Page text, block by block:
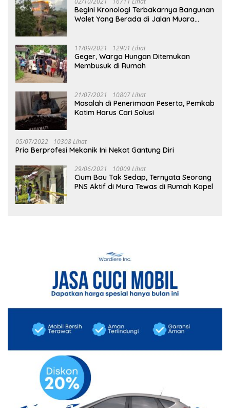
Begini Kronologi Terbakarnya Bangunan
Walet Yang Berada di Jalan Muara
11/09/2021 12901 Lihat
Geger, Warga Hungan Ditemukan
Membusuk di Rumah
21/07/2021 10807 Lihat
Masalah di Penerimaan Peserta, Pemkab
Kotim Harus Cari Solusi
05/07/2022 10308 Lihat
Pria Berprofesi Mekanik Ini Nekat Gantung Diri
29/06/2021 10009 Lihat
Cium Bau Tak Sedap, Ternyata Seorang
PNS Aktif di Mura Tewas di Rumah Kopel